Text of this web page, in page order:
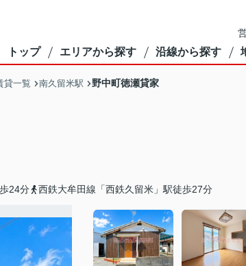
トップ エリアから探す 沿線から探す
貸一覧 南久留米駅 野中町徳瀬貸家
24分 西鉄大牟田線「西鉄久留米」駅徒歩27分